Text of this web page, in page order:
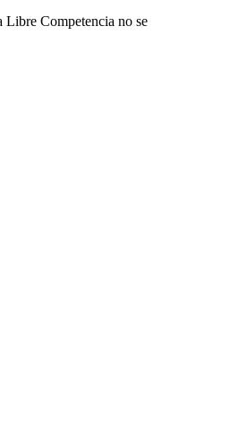
Libre Competencia no se